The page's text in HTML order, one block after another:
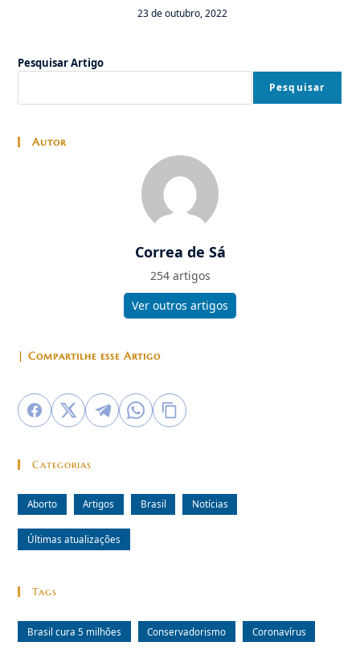
23 de outubro, 2022
Pesquisar Artigo
Pesquisar
Autor
Correa de Sá
254 artigos
Ver outros artigos
| Compartilhe esse Artigo
Categorias
Aborto Artigos Brasil Notícias
Últimas atualizações
Tags
Brasil cura 5 milhões Conservadorismo Coronavírus